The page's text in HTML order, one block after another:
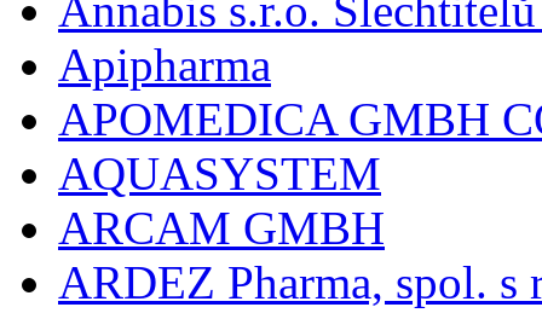
Apipharma
APOMEDICA GMBH
AQUASYSTEM
ARCAM GMBH
ARDEZ Pharma, spol. s